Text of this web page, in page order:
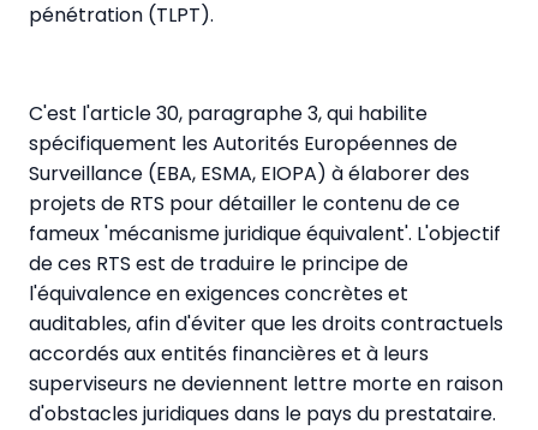
pénétration (TLPT).
C'est l'article 30, paragraphe 3, qui habilite
spécifiquement les Autorités Européennes de
Surveillance (EBA, ESMA, EIOPA) à élaborer des
projets de RTS pour détailler le contenu de ce
fameux 'mécanisme juridique équivalent'. L'objectif
de ces RTS est de traduire le principe de
l'équivalence en exigences concrètes et
auditables, afin d'éviter que les droits contractuels
accordés aux entités financières et à leurs
superviseurs ne deviennent lettre morte en raison
d'obstacles juridiques dans le pays du prestataire.